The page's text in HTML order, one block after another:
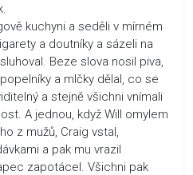
kuchyni a seděli v mírném
a doutníky a sázeli na
Beze slova nosil piva,
a mlčky dělal, co se
a stejně všichni vnímali
A jednou, když Will omylem
z mužů, Craig vstal,
a pak mu vrazil
zapotácel. Všichni pak